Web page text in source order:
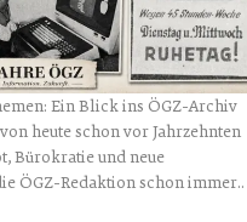
Ein Blick ins ÖGZ-Archiv
heute schon vor Jahrzehnten
Bürokratie und neue
ÖGZ-Redaktion schon immer..